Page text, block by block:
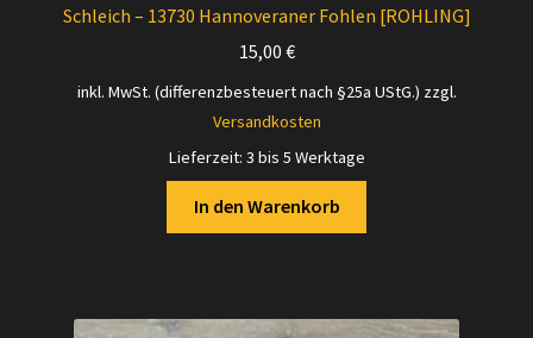
Schleich – 13730 Hannoveraner Fohlen [ROHLING]
15,00 €
inkl. MwSt. (differenzbesteuert nach §25a UStG.) zzgl.
Versandkosten
Lieferzeit: 3 bis 5 Werktage
In den Warenkorb